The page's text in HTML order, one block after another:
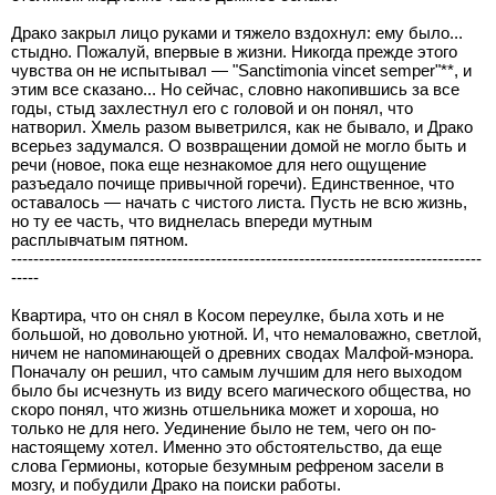
Драко закрыл лицо руками и тяжело вздохнул: ему было...
стыдно. Пожалуй, впервые в жизни. Никогда прежде этого
чувства он не испытывал — "Sanctimonia vincet semper"**, и
этим все сказано... Но сейчас, словно накопившись за все
годы, стыд захлестнул его с головой и он понял, что
натворил. Хмель разом выветрился, как не бывало, и Драко
всерьез задумался. О возвращении домой не могло быть и
речи (новое, пока еще незнакомое для него ощущение
разъедало почище привычной горечи). Единственное, что
оставалось — начать с чистого листа. Пусть не всю жизнь,
но ту ее часть, что виднелась впереди мутным
расплывчатым пятном.
-------------------------------------------------------------------------------------
-----
Квартира, что он снял в Косом переулке, была хоть и не
большой, но довольно уютной. И, что немаловажно, светлой,
ничем не напоминающей о древних сводах Малфой-мэнора.
Поначалу он решил, что самым лучшим для него выходом
было бы исчезнуть из виду всего магического общества, но
скоро понял, что жизнь отшельника может и хороша, но
только не для него. Уединение было не тем, чего он по-
настоящему хотел. Именно это обстоятельство, да еще
слова Гермионы, которые безумным рефреном засели в
мозгу, и побудили Драко на поиски работы.